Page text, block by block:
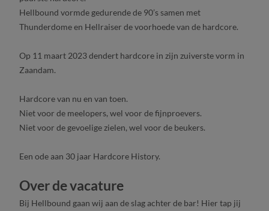
Hellbound vormde gedurende de 90’s samen met
Thunderdome en Hellraiser de voorhoede van de hardcore.
Op 11 maart 2023 dendert hardcore in zijn zuiverste vorm in
Zaandam.
Hardcore van nu en van toen.
Niet voor de meelopers, wel voor de fijnproevers.
Niet voor de gevoelige zielen, wel voor de beukers.
Een ode aan 30 jaar Hardcore History.
Over de vacature
Bij Hellbound gaan wij aan de slag achter de bar! Hier tap jij